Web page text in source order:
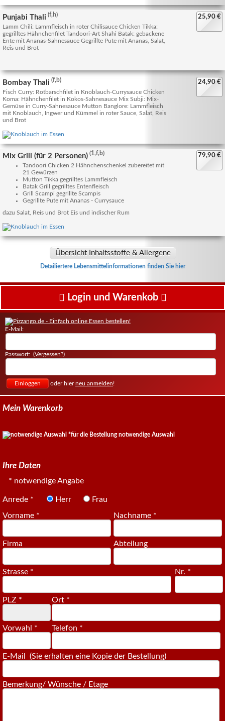
Punjabi Thali (f,h)
Lamm Chili: Lammfleisch in roter Chilisauce Chicken Tikka:
gegrilltes Hähnchenfilet Tandoori-Art Shahi Batak: gebackene
Ente mit Ananas-Sahnesauce Gegrillte Pute mit Ananas, Salat,
Reis und Brot
25,90 €
Bombay Thali (f,b)
Fisch Curry: Rotbarschfilet in Knoblauch-Currysauce Chicken
Koma: Hähnchenfilet in Kokos-Sahnesauce Mix Subji: Mix-
Gemüse in Curry-Sahnesauce Mutton Banglore: Lammfleisch
mit Knoblauch, Ingwer und Kümmel in roter Sauce, Salat, Reis
und Brot
24,90 €
Mix Grill (für 2 Personen) (1,f,b)
Tandoori Chicken 2 Hähnchenschenkel zubereitet mit
21 Gewürzen
Mutton Tikka gegrilltes Lammfleisch
Batak Grill gegrilltes Entenfleisch
Grill Scampi gegrillte Scampis
Gegrillte Pute mit Ananas - Currysauce
dazu Salat, Reis und Brot Eis und indischer Rum
79,90 €
Übersicht Inhaltsstoffe & Allergene
Detailiertere Lebensmittelinformationen finden Sie hier
Login und Warenkob
E-Mail:
Passwort: (Vergessen?)
oder hierneu anmelden!
Mein Warenkorb
*für die Bestellung notwendige Auswahl
Ihre Daten
* notwendige Angabe
Anrede * Herr
Frau
Vorname *
Nachname *
Firma Abteilung
Strasse * Nr. *
PLZ * Ort *
Vorwahl * Telefon *
E-Mail (Sie erhalten eine Kopie der Bestellung)
Bemerkung/ Wünsche / Etage